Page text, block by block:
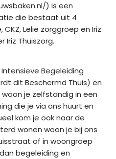
) is een
die bestaat uit 4
Lelie zorggroep en Iriz
Iriz Thuiszorg.​
Begeleiding
dit Beschermd Thuis) en
woon je zelfstandig in een
die je via ons huurt en
kom je ook naar de
wonen woon je bij ons
of in woongroep
begeleiding en